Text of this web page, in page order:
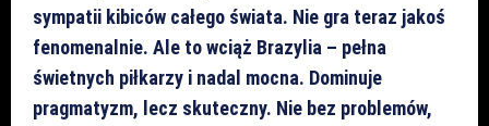
sympatii kibiców całego świata. Nie gra teraz jakoś
fenomenalnie. Ale to wciąż Brazylia – pełna
świetnych piłkarzy i nadal mocna. Dominuje
pragmatyzm, lecz skuteczny. Nie bez problemów,